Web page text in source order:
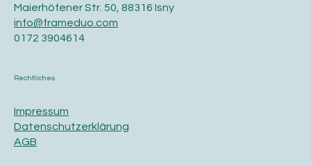
Maierhöfener Str. 50, 88316 Isny
info@frameduo.com
0172 3904614
Rechtliches
Impressum
Datenschutzerklärung
AGB